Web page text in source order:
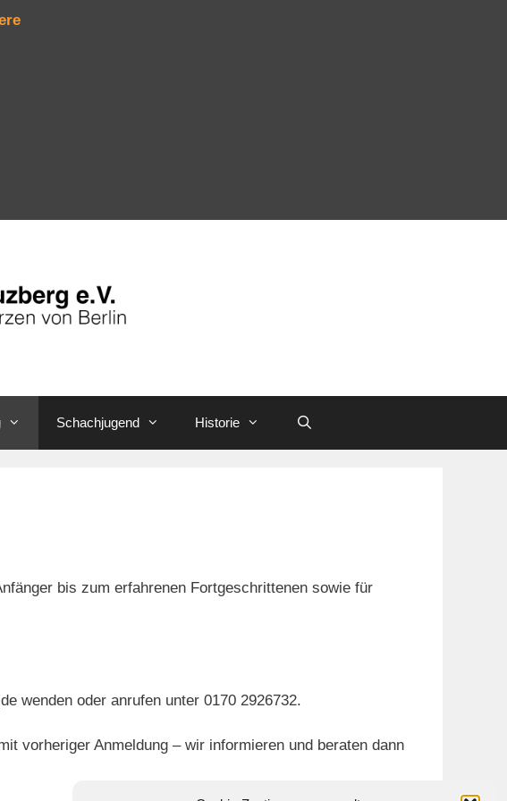
Schachjugend Historie
bis zum erfahrenen Fortgeschrittenen sowie für
wenden oder anrufen unter 0170 2926732.
vorheriger Anmeldung – wir informieren und beraten dann